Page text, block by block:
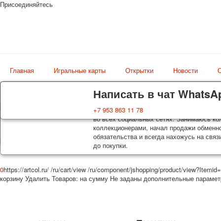
Доставка
Колоды, почтовые открытки тщательно
оплаты. Исключение: репринт под заказ,
осуществляется почтой России с треком
момент покупки. По желанию
Гарантия
Вы покупаете колоды игральных карт,
во всех социальных сетях. Занимаюсь
коллекционерами, начал продажи
обязательства и всегда нахожусь на
до покупки.
Написать в чат
+7 953 863 11 78
Присоединяйтесь
Главная Игральные карты Открытки Новости
Магазин
искусство мира
0https://artcol.ru/ /ru/cart/view /ru/component/jshopping/product/
корзину Удалить Товаров: на сумму Не заданы дополнительные